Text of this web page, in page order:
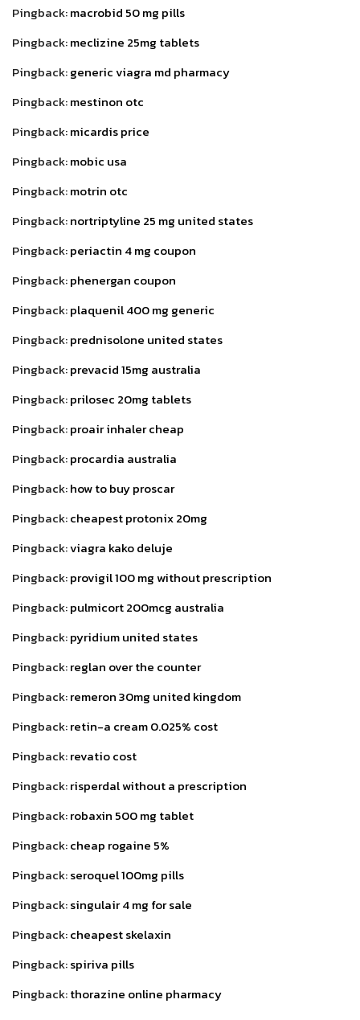
Pingback:macrobid 50 mg pills
Pingback:meclizine 25mg tablets
Pingback:generic viagra md pharmacy
Pingback:mestinon otc
Pingback:micardis price
Pingback:mobic usa
Pingback:motrin otc
Pingback:nortriptyline 25 mg united states
Pingback:periactin 4 mg coupon
Pingback:phenergan coupon
Pingback:plaquenil 400 mg generic
Pingback:prednisolone united states
Pingback:prevacid 15mg australia
Pingback:prilosec 20mg tablets
Pingback:proair inhaler cheap
Pingback:procardia australia
Pingback:how to buy proscar
Pingback:cheapest protonix 20mg
Pingback:viagra kako deluje
Pingback:provigil 100 mg without prescription
Pingback:pulmicort 200mcg australia
Pingback:pyridium united states
Pingback:reglan over the counter
Pingback:remeron 30mg united kingdom
Pingback:retin-a cream 0.025% cost
Pingback:revatio cost
Pingback:risperdal without a prescription
Pingback:robaxin 500 mg tablet
Pingback:cheap rogaine 5%
Pingback:seroquel 100mg pills
Pingback:singulair 4 mg for sale
Pingback:cheapest skelaxin
Pingback:spiriva pills
Pingback:thorazine online pharmacy